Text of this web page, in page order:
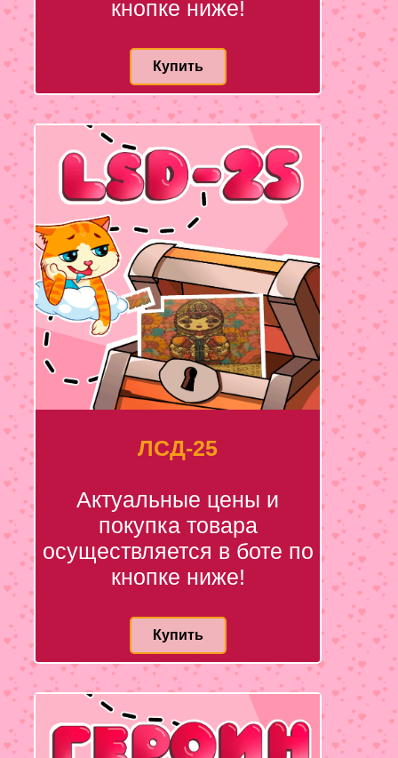
кнопке ниже!
Купить
ЛСД-25
Актуальные цены и
покупка товара
осуществляется в боте по
кнопке ниже!
Купить